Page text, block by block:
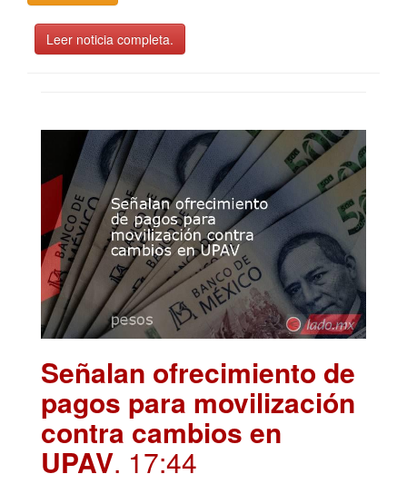
Leer noticia completa.
Señalan ofrecimiento de
pagos para movilización
contra cambios en
UPAV. 17:44